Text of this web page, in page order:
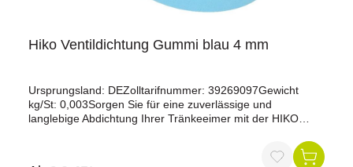
Hiko Ventildichtung Gummi blau 4 mm
Ursprungsland: DEZolltarifnummer: 39269097Gewicht
kg/St: 0,003Sorgen Sie für eine zuverlässige und
langlebige Abdichtung Ihrer Tränkeeimer mit der HIKO
Tränkeeimer entwickelt und gewährleistet eine optimale